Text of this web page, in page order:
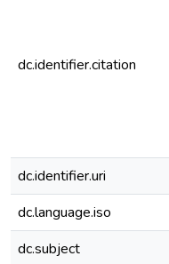
dc.identifier.citation
dc.identifier.uri
dc.language.iso
dc.subject